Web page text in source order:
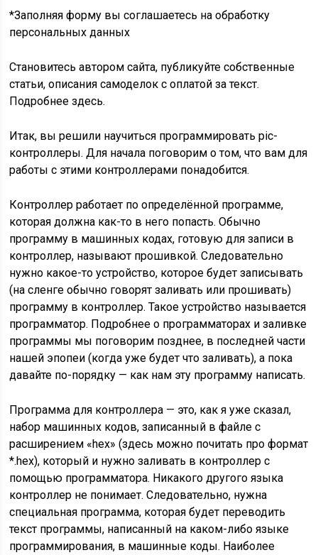
*Заполняя форму вы соглашаетесь на обработку
персональных данных
Становитесь автором сайта, публикуйте собственные
статьи, описания самоделок с оплатой за текст.
Подробнее здесь.
Итак, вы решили научиться программировать pic-
контроллеры. Для начала поговорим о том, что вам для
работы с этими контроллерами понадобится.
Контроллер работает по определённой программе,
которая должна как-то в него попасть. Обычно
программу в машинных кодах, готовую для записи в
контроллер, называют прошивкой. Следовательно
нужно какое-то устройство, которое будет записывать
(на сленге обычно говорят заливать или прошивать)
программу в контроллер. Такое устройство называется
программатор. Подробнее о программаторах и заливке
программы мы поговорим позднее, в последней части
нашей эпопеи (когда уже будет что заливать), а пока
давайте по-порядку — как нам эту программу написать.
Программа для контроллера — это, как я уже сказал,
набор машинных кодов, записанный в файле с
расширением «hex» (здесь можно почитать про формат
*.hex), который и нужно заливать в контроллер с
помощью программатора. Никакого другого языка
контроллер не понимает. Следовательно, нужна
специальная программа, которая будет переводить
текст программы, написанный на каком-либо языке
программирования, в машинные коды. Наиболее